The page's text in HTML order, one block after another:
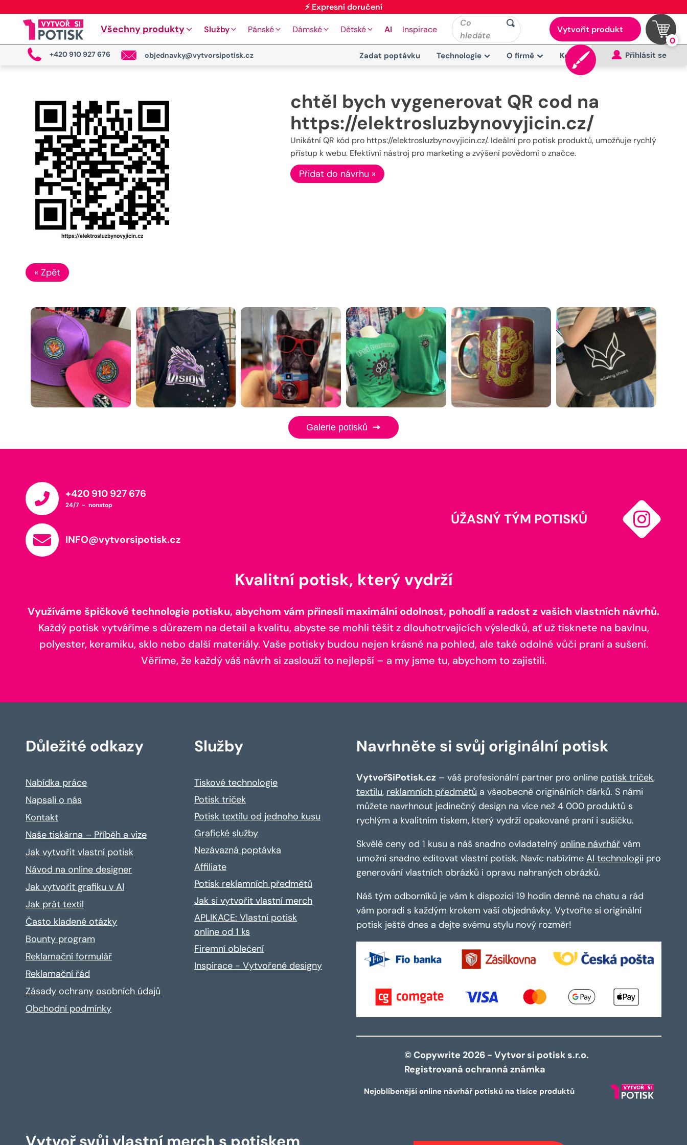
Všechny produkty Služby Pánské Dámské Dětské AI Inspirace
Co
hledáte
Vytvořit produkt
0
+420 910 927 676 objednavky@vytvorsipotisk.cz Zadat poptávku Technologie O firmě Kontakt Přihlásit se
chtěl bych vygenerovat QR cod na
https://elektrosluzbynovyjicin.cz/
Unikátní QR kód pro https://elektrosluzbynovyjicin.cz/. Ideální pro potisk produktů, umožňuje rychlý
přístup k webu. Efektivní nástroj pro marketing a zvýšení povědomí o značce.
Přidat do návrhu »
« Zpět
Galerie potisků
+420 910 927 676
24/7 - nonstop
INFO@vytvorsipotisk.cz
ÚŽASNÝ TÝM POTISKŮ
Kvalitní potisk, který vydrží
Využíváme špičkové technologie potisku, abychom vám přinesli maximální odolnost, pohodlí a radost z vašich vlastních návrhů.
Každý potisk vytváříme s důrazem na detail a kvalitu, abyste se mohli těšit z dlouhotrvajících výsledků, ať už tisknete na bavlnu,
polyester, keramiku, sklo nebo další materiály. Vaše potisky budou nejen krásné na pohled, ale také odolné vůči praní a sušení.
Věříme, že každý váš návrh si zaslouží to nejlepší – a my jsme tu, abychom to zajistili.
Důležité odkazy
Nabídka práce
Napsali o nás
Kontakt
Naše tiskárna – Příběh a vize
Jak vytvořit vlastní potisk
Návod na online designer
Jak vytvořit grafiku v AI
Jak prát textil
Často kladené otázky
Bounty program
Reklamační formulář
Reklamační řád
Zásady ochrany osobních údajů
Obchodní podmínky
Služby
Tiskové technologie
Potisk triček
Potisk textilu od jednoho kusu
Grafické služby
Nezávazná poptávka
Affiliate
Potisk reklamních předmětů
Jak si vytvořit vlastní merch
APLIKACE: Vlastní potisk
online od 1 ks
Firemní oblečení
Inspirace - Vytvořené designy
Navrhněte si svůj originální potisk
VytvořSiPotisk.cz – váš profesionální partner pro online potisk triček,
textilu, reklamních předmětů a všeobecně originálních dárků. S námi
můžete navrhnout jedinečný design na více než 4 000 produktů s
rychlým a kvalitním tiskem, který vydrží opakované praní i sušičku.
Skvělé ceny od 1 kusu a náš snadno ovladatelný online návrhář vám
umožní snadno editovat vlastní potisk. Navíc nabízíme AI technologii pro
generování vlastních obrázků i opravu nahraných obrázků.
Náš tým odborníků je vám k dispozici 19 hodin denně na chatu a rád
vám poradí s každým krokem vaší objednávky. Vytvořte si originální
potisk ještě dnes a dejte svému stylu nový rozměr!
© Copywrite 2026 - Vytvor si potisk s.r.o.
Registrovaná ochranná známka
Nejoblíbenější online návrhář potisků na tisíce produktů